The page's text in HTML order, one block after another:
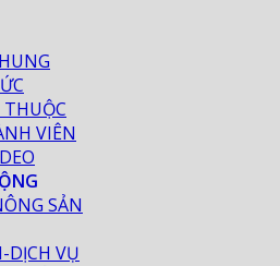
VIÊN
SẢN
DỊCH VỤ